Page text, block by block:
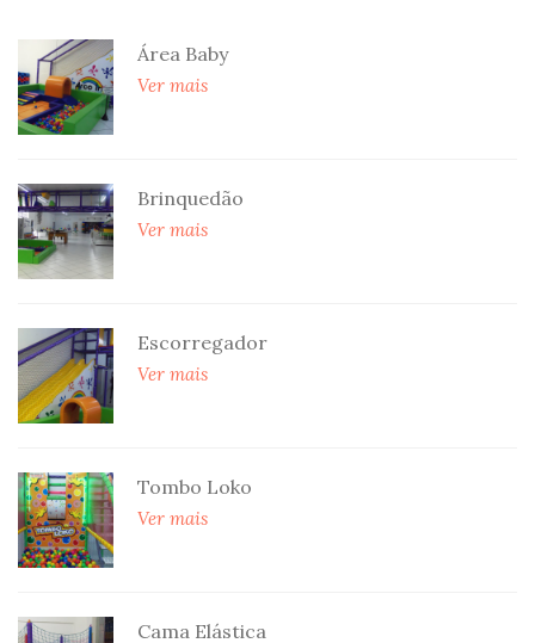
Área Baby
Ver mais
Brinquedão
Ver mais
Escorregador
Ver mais
Tombo Loko
Ver mais
Cama Elástica